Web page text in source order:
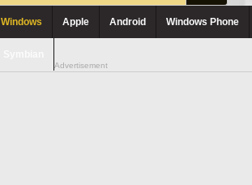
Windows Apple Android Windows Phone
Advertisement